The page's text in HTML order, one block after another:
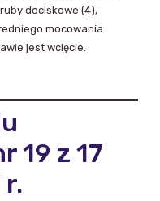
dociskowe (4),
mocowania
jest wcięcie.
19 z 17